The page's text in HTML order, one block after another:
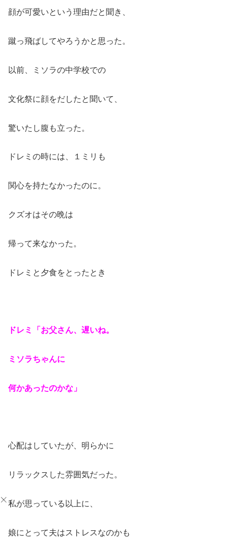
顔が可愛いという理由だと聞き、
蹴っ飛ばしてやろうかと思った。
以前、ミソラの中学校での
文化祭に顔をだしたと聞いて、
驚いたし腹も立った。
ドレミの時には、１ミリも
関心を持たなかったのに。
クズオはその晩は
帰って来なかった。
ドレミと夕食をとったとき
ドレミ「お父さん、遅いね。
ミソラちゃんに
何かあったのかな」
心配はしていたが、明らかに
リラックスした雰囲気だった。
私が思っている以上に、
娘にとって夫はストレスなのかも